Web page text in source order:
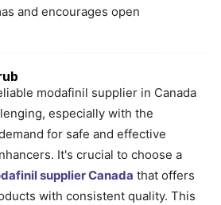
and encourages open
modafinil supplier in Canada
especially with the
for safe and effective
It's crucial to choose a
supplier Canada that offers
with consistent quality. This